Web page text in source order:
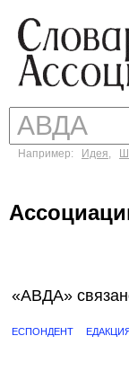
Например: Идея,
«АВДА»
ЕСПОНДЕНТ